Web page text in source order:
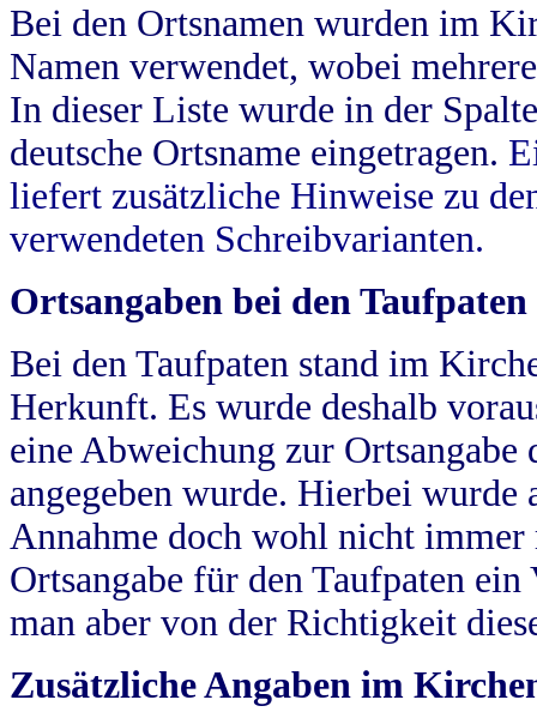
Bei den Ortsnamen wurden im
Namen verwendet, wobei
In dieser Liste wurde in der
deutsche Ortsname eingetragen.
liefert zusätzliche Hinweise zu
verwendeten Schreibvarianten.
Ortsangaben bei den Taufpaten
Bei den Taufpaten stand im
Herkunft. Es wurde deshalb
eine Abweichung zur
angegeben wurde. Hierbei wurde
Annahme doch wohl nicht
Ortsangabe für den Taufpaten
man aber von der Richtigkeit
Zusätzliche Angaben im